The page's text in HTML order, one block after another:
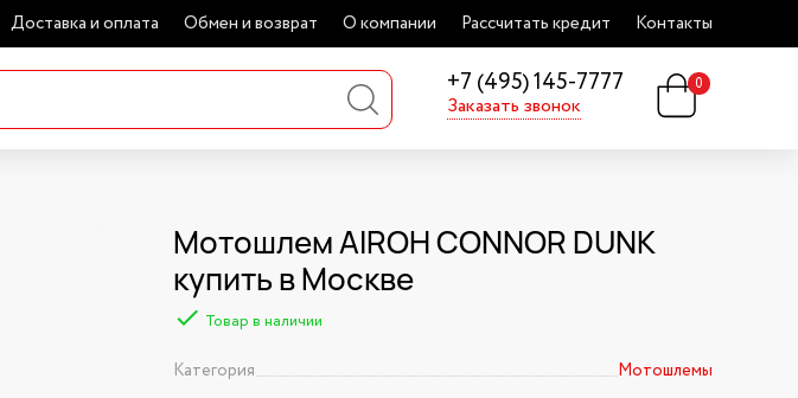
Доставка и оплата Обмен и возврат О компании Рассчитать кредит Контакты
+7 (495) 145-7777
Заказать звонок
0
Мотошлем AIROH CONNOR DUNK
купить в Москве
Товар в наличии
Категория
Мотошлемы